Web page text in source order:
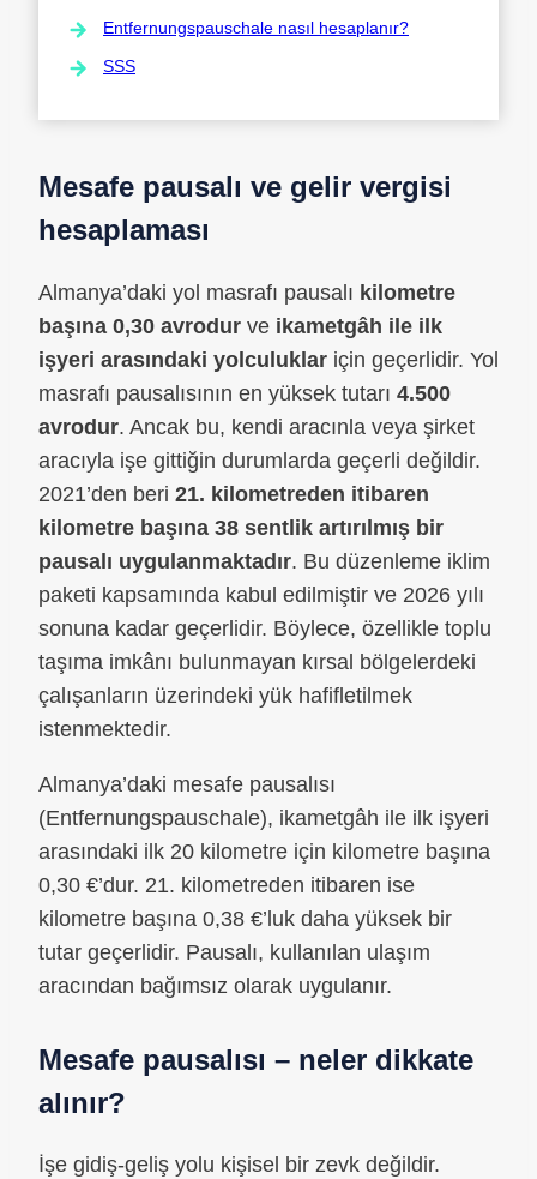
Entfernungspauschale nasıl hesaplanır?
SSS
Mesafe pausalı ve gelir vergisi
hesaplaması
Almanya’daki yol masrafı pausalı kilometre
başına 0,30 avrodur ve ikametgâh ile ilk
işyeri arasındaki yolculuklar için geçerlidir. Yol
masrafı pausalısının en yüksek tutarı 4.500
avrodur. Ancak bu, kendi aracınla veya şirket
aracıyla işe gittiğin durumlarda geçerli değildir.
2021’den beri 21. kilometreden itibaren
kilometre başına 38 sentlik artırılmış bir
pausalı uygulanmaktadır. Bu düzenleme iklim
paketi kapsamında kabul edilmiştir ve 2026 yılı
sonuna kadar geçerlidir. Böylece, özellikle toplu
taşıma imkânı bulunmayan kırsal bölgelerdeki
çalışanların üzerindeki yük hafifletilmek
istenmektedir.
Almanya’daki mesafe pausalısı
(Entfernungspauschale), ikametgâh ile ilk işyeri
arasındaki ilk 20 kilometre için kilometre başına
0,30 €’dur. 21. kilometreden itibaren ise
kilometre başına 0,38 €’luk daha yüksek bir
tutar geçerlidir. Pausalı, kullanılan ulaşım
aracından bağımsız olarak uygulanır.
Mesafe pausalısı – neler dikkate
alınır?
İşe gidiş-geliş yolu kişisel bir zevk değildir.